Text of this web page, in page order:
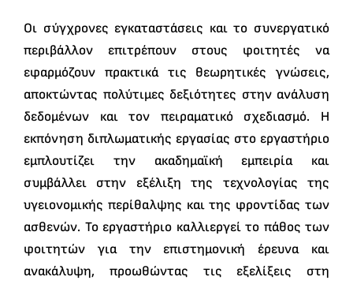
Οι σύγχρονες εγκαταστάσεις και το συνεργατικό
περιβάλλον επιτρέπουν στους φοιτητές να
εφαρμόζουν πρακτικά τις θεωρητικές γνώσεις,
αποκτώντας πολύτιμες δεξιότητες στην ανάλυση
δεδομένων και τον πειραματικό σχεδιασμό. Η
εκπόνηση διπλωματικής εργασίας στο εργαστήριο
εμπλουτίζει την ακαδημαϊκή εμπειρία και
συμβάλλει στην εξέλιξη της τεχνολογίας της
υγειονομικής περίθαλψης και της φροντίδας των
ασθενών. Το εργαστήριο καλλιεργεί το πάθος των
φοιτητών για την επιστημονική έρευνα και
ανακάλυψη, προωθώντας τις εξελίξεις στη